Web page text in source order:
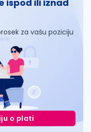
ispod ili iznad
za vašu poziciju
o plati